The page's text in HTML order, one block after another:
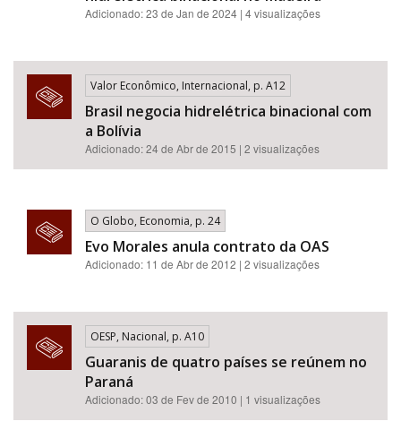
Adicionado: 23 de Jan de 2024 | 4 visualizações
Valor Econômico, Internacional, p. A12
Brasil negocia hidrelétrica binacional com
a Bolívia
Adicionado: 24 de Abr de 2015 | 2 visualizações
O Globo, Economia, p. 24
Evo Morales anula contrato da OAS
Adicionado: 11 de Abr de 2012 | 2 visualizações
OESP, Nacional, p. A10
Guaranis de quatro países se reúnem no
Paraná
Adicionado: 03 de Fev de 2010 | 1 visualizações